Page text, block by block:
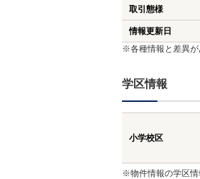
取引態様
情報更新日
※各種情報と差異が
学区情報
小学校区
※物件情報の学区情